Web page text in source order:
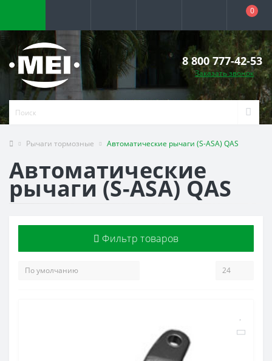
0
8 800 777-42-53
Заказать звонок
Рычаги тормозные Автоматические рычаги (S-ASA) QAS
Автоматические
рычаги (S-ASA) QAS
Фильтр товаров